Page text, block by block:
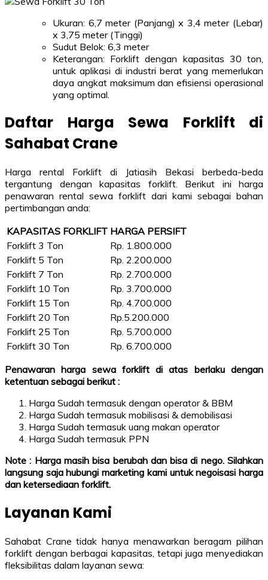
Ukuran: 6,7 meter (Panjang) x 3,4 meter (Lebar)
x 3,75 meter (Tinggi)
Sudut Belok: 6,3 meter
Keterangan: Forklift dengan kapasitas 30 ton,
untuk aplikasi di industri berat yang memerlukan
daya angkat maksimum dan efisiensi operasional
yang optimal.
Daftar Harga Sewa Forklift di
Sahabat Crane
Harga rental Forklift di Jatiasih Bekasi berbeda-beda
tergantung dengan kapasitas forklift. Berikut ini harga
penawaran rental sewa forklift dari kami sebagai bahan
pertimbangan anda:
KAPASITAS FORKLIFT HARGA PERSIFT
Forklift 3 Ton
Rp. 1.800.000
Forklift 5 Ton
Rp. 2.200.000
Forklift 7 Ton
Rp. 2.700.000
Forklift 10 Ton
Rp. 3.700.000
Forklift 15 Ton
Rp. 4.700.000
Forklift 20 Ton
Rp.5.200.000
Forklift 25 Ton
Rp. 5.700.000
Forklift 30 Ton
Rp. 6.700.000
Penawaran harga sewa forklift di atas berlaku dengan
ketentuan sebagai berikut :
Harga Sudah termasuk dengan operator & BBM
Harga Sudah termasuk mobilisasi & demobilisasi
Harga Sudah termasuk uang makan operator
Harga Sudah termasuk PPN
Note : Harga masih bisa berubah dan bisa di nego. Silahkan
langsung saja hubungi marketing kami untuk negoisasi harga
dan ketersediaan forklift.
Layanan Kami
Sahabat Crane tidak hanya menawarkan beragam pilihan
forklift dengan berbagai kapasitas, tetapi juga menyediakan
fleksibilitas dalam layanan sewa: